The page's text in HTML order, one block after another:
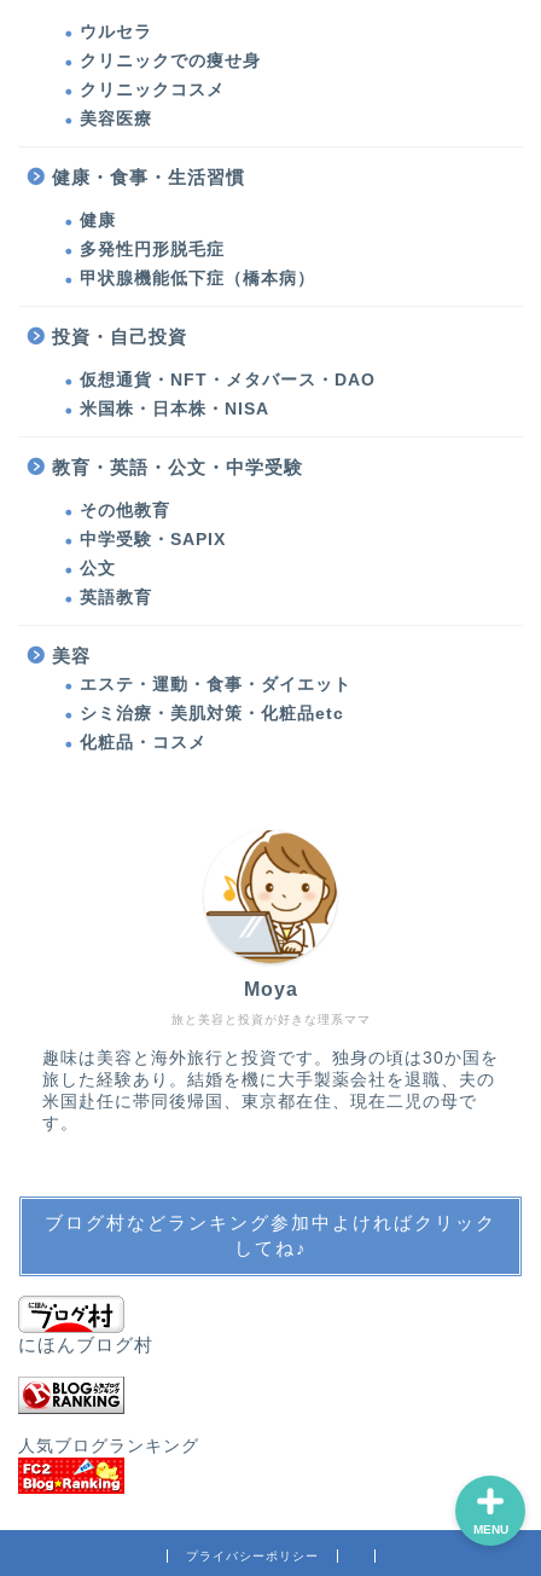
ウルセラ
クリニックでの痩せ身
クリニックコスメ
美容医療
健康・食事・生活習慣
健康
多発性円形脱毛症
甲状腺機能低下症（橋本病）
投資・自己投資
仮想通貨・NFT・メタバース・DAO
米国株・日本株・NISA
教育・英語・公文・中学受験
その他教育
中学受験・SAPIX
公文
英語教育
美容
エステ・運動・食事・ダイエット
シミ治療・美肌対策・化粧品etc
化粧品・コスメ
旅と美容と投資が好きな理系ママ
Moya
趣味は美容と海外旅行と投資です。独身の頃は30か国を
旅した経験あり。結婚を機に大手製薬会社を退職、夫の
米国赴任に帯同後帰国、東京都在住、現在二児の母で
す。
ブログ村などランキング参加中よければクリック
してね♪
にほんブログ村
人気ブログランキング
プライバシーポリシー
MENU
甲状腺機能低下症（橋本
アメリカ生活
バックパッカーの記憶
教育・英語・公文・中学
受験
公文